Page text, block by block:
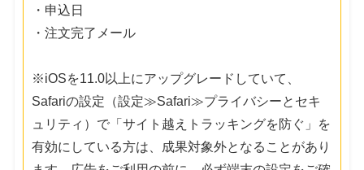
・申込日
・注文完了メール
※iOSを11.0以上にアップグレードしていて、
Safariの設定（設定≫Safari≫プライバシーとセキ
ュリティ）で「サイト越えトラッキングを防ぐ」を
有効にしている方は、成果対象外となることがあり